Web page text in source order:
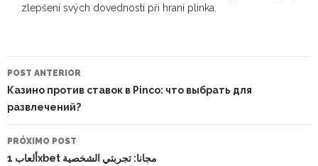
zlepšení svých dovedností při hraní plinka.
NAVEGAÇÃO
DO
POST
POST ANTERIOR
Казино против ставок в Pinco: что выбрать для
развлечений?
PRÓXIMO POST
ألعاب 1xbet مجانا: تجربتي الشخصية